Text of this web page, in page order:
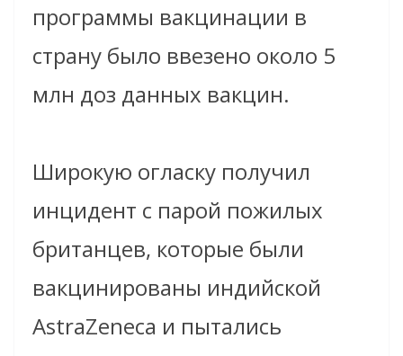
программы вакцинации в
страну было ввезено около 5
млн доз данных вакцин.
Широкую огласку получил
инцидент с парой пожилых
британцев, которые были
вакцинированы индийской
AstraZeneca и пытались